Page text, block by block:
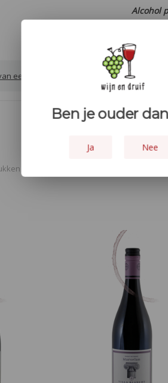
een review
Alcohol
Overige:
Lekker
Ben je ouder
Ja Nee